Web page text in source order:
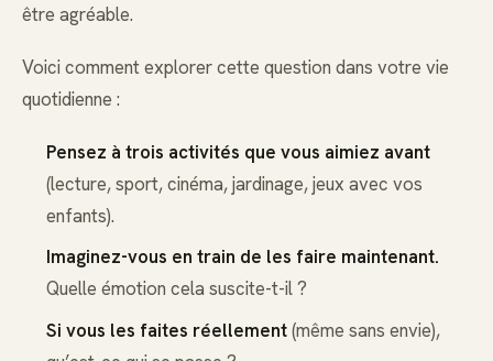
être agréable.
Voici comment explorer cette question dans votre vie
quotidienne :
Pensez à trois activités que vous aimiez avant
(lecture, sport, cinéma, jardinage, jeux avec vos
enfants).
Imaginez-vous en train de les faire maintenant.
Quelle émotion cela suscite-t-il ?
Si vous les faites réellement(même sans envie),